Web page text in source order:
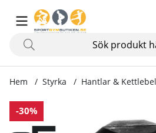
Hem Styrka Hantlar &
-30%
Produktbilder Hexhantel, gummi